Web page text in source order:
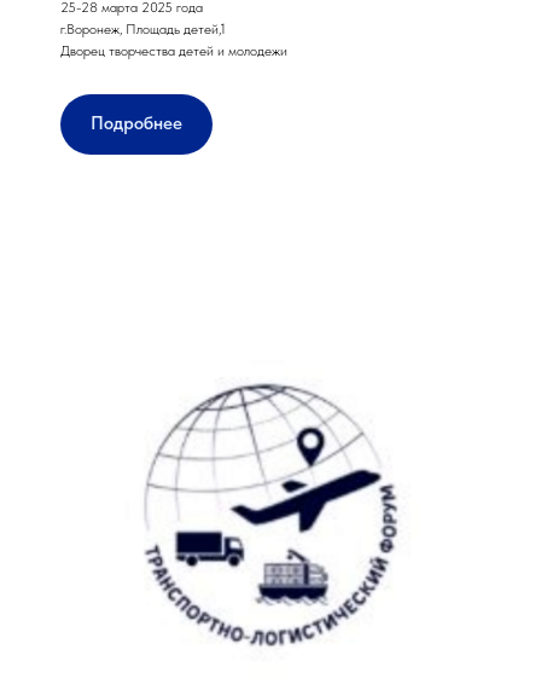
25-28 марта 2025 года
г.Воронеж, Площадь детей,1
Дворец творчества детей и молодежи
Подробнее